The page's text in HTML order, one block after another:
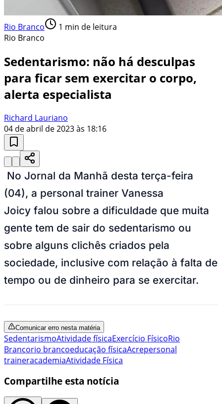
Rio Branco 1 min de leitura
Rio Branco
Sedentarismo: não há desculpas
para ficar sem exercitar o corpo,
alerta especialista
Richard Lauriano
04 de abril de 2023 às 18:16
No Jornal da Manhã desta terça-feira
(04), a personal trainer Vanessa
Joicy falou sobre a dificuldade que muita
gente tem de sair do sedentarismo ou
sobre alguns clichês criados pela
sociedade, inclusive com relação à falta de
tempo ou de dinheiro para se exercitar.
Comunicar erro nesta matéria
SedentarismoAtividade físicaExercício FísicoRio
Brancorio brancoeducação físicaAcrepersonal
traineracademiaAtividade Física
Compartilhe esta notícia